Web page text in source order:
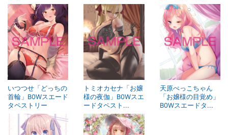
いつつせ「どっちの
首輪」B0Wスエード
タペストリー
トミオカセナ「お嬢
様の夜伽」B0Wスエ
ードタペスト...
天原ぺっこちゃん
「お嬢様の目覚め」
B0Wスエードタ...